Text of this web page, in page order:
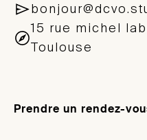
15 rue michel
Toulouse
Prendre un rendez-